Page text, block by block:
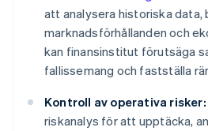
att analysera historiska data,
marknadsförhållanden och
kan finansinstitut förutsäga
fallissemang och fastställa
Kontroll av operativa risker:
riskanalys för att upptäcka,